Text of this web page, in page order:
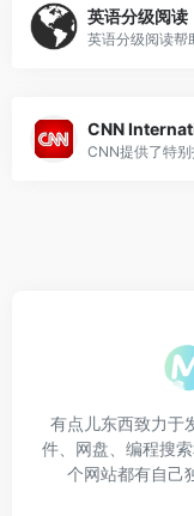
英语分级阅读
CNN
CNN提供了特别
有点儿东西致力于
件、网盘、编程搜
个网站都有自己